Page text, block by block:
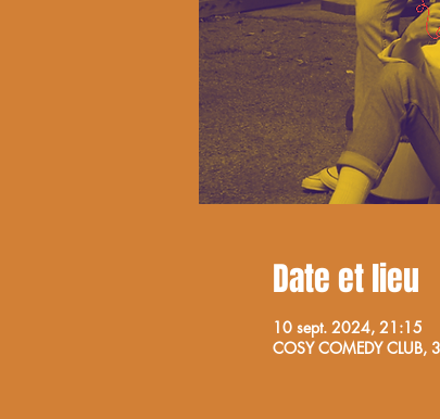
Date et lieu
10 sept. 2024, 21:15
COSY COMEDY